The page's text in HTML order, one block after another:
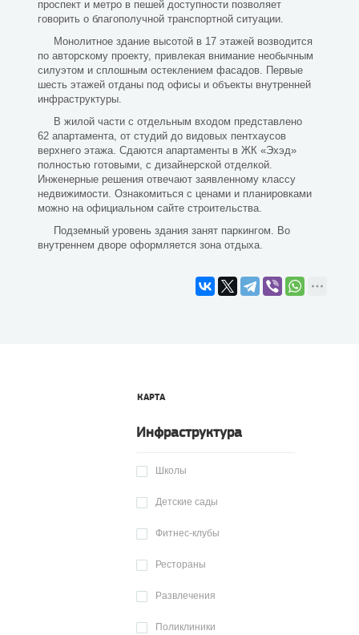
проспект и метро в пешей доступности позволяет
говорить о благополучной транспортной ситуации.
Монолитное здание высотой в 17 этажей возводится
по авторскому проекту, привлекая внимание необычным
силуэтом и сплошным остеклением фасадов. Первые
шесть этажей отданы под офисы и объекты внутренней
инфраструктуры.
В жилой части с отдельным входом представлено
62 апартамента, от студий до видовых пентхаусов
верхнего этажа. Сдаются апартаменты в ЖК «Эхэд»
полностью готовыми, с дизайнерской отделкой.
Инженерные решения отвечают заявленному классу
недвижимости. Ознакомиться с ценами и планировками
можно на официальном сайте строительства.
Подземный уровень здания занят паркингом. Во
внутреннем дворе оформляется зона отдыха.
КАРТА
Инфраструктура
Школы
Детские сады
Фитнес-клубы
Рестораны
Развлечения
Поликлиники